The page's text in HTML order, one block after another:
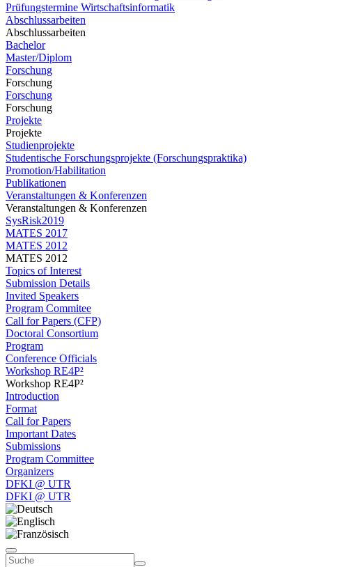
Prüfungstermine Wirtschaftsinformatik
Abschlussarbeiten
Abschlussarbeiten
Bachelor
Master/Diplom
Forschung
Forschung
Forschung
Forschung
Projekte
Projekte
Studienprojekte
Studentische Forschungsprojekte (Forschungspraktika)
Promotion/Habilitation
Publikationen
Veranstaltungen & Konferenzen
Veranstaltungen & Konferenzen
SysRisk2019
MATES 2017
MATES 2012
MATES 2012
Topics of Interest
Submission Details
Invited Speakers
Program Commitee
Call for Papers (CFP)
Doctoral Consortium
Program
Conference Officials
Workshop RE4P²
Workshop RE4P²
Introduction
Format
Call for Papers
Important Dates
Submissions
Program Committee
Organizers
DFKI @ UTR
DFKI @ UTR